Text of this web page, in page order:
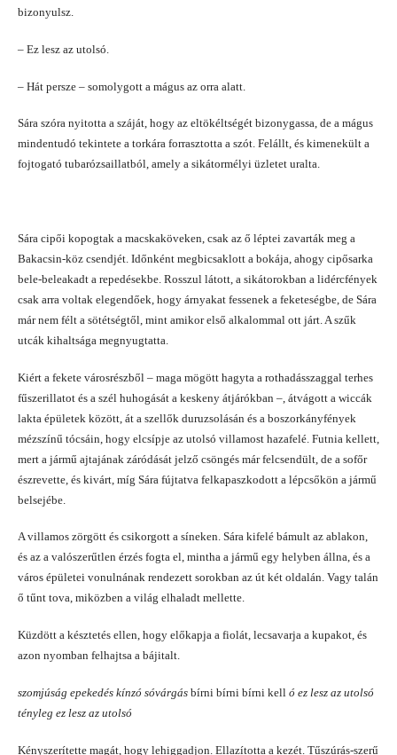
bizonyulsz.
– Ez lesz az utolsó.
– Hát persze – somolygott a mágus az orra alatt.
Sára szóra nyitotta a száját, hogy az eltökéltségét bizonygassa, de a mágus
mindentudó tekintete a torkára forrasztotta a szót. Felállt, és kimenekült a
fojtogató tubarózsaillatból, amely a sikátormélyi üzletet uralta.
Sára cipői kopogtak a macskaköveken, csak az ő léptei zavarták meg a
Bakacsin-köz csendjét. Időnként megbicsaklott a bokája, ahogy cipősarka
bele-beleakadt a repedésekbe. Rosszul látott, a sikátorokban a lidércfények
csak arra voltak elegendőek, hogy árnyakat fessenek a feketeségbe, de Sára
már nem félt a sötétségtől, mint amikor első alkalommal ott járt. A szűk
utcák kihaltsága megnyugtatta.
Kiért a fekete városrészből – maga mögött hagyta a rothadásszaggal terhes
fűszerillatot és a szél huhogását a keskeny átjárókban –, átvágott a wiccák
lakta épületek között, át a szellők duruzsolásán és a boszorkányfények
mézszínű tócsáin, hogy elcsípje az utolsó villamost hazafelé. Futnia kellett,
mert a jármű ajtajának záródását jelző csöngés már felcsendült, de a sofőr
észrevette, és kivárt, míg Sára fújtatva felkapaszkodott a lépcsőkön a jármű
belsejébe.
A villamos zörgött és csikorgott a síneken. Sára kifelé bámult az ablakon,
és az a valószerűtlen érzés fogta el, mintha a jármű egy helyben állna, és a
város épületei vonulnának rendezett sorokban az út két oldalán. Vagy talán
ő tűnt tova, miközben a világ elhaladt mellette.
Küzdött a késztetés ellen, hogy előkapja a fiolát, lecsavarja a kupakot, és
azon nyomban felhajtsa a bájitalt.
szomjúság epekedés kínzó sóvárgás bírni bírni bírni kell ó ez lesz az utolsó
tényleg ez lesz az utolsó
Kényszerítette magát, hogy lehiggadjon. Ellazította a kezét. Tűszúrás-szerű